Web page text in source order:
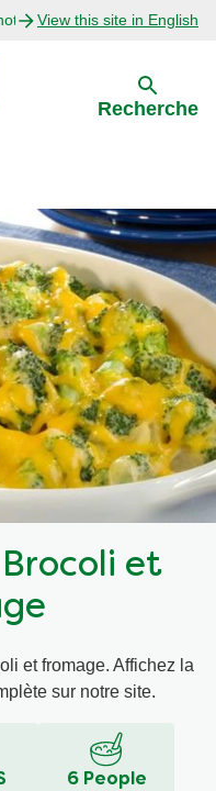
infolettre
View this site in English
Recherche
et
et fromage. Affichez la
sur notre site.
6 People